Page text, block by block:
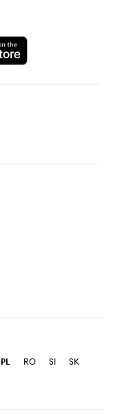
PL RO SI
SK